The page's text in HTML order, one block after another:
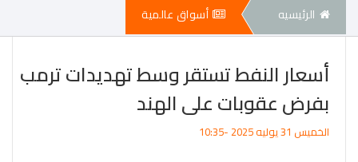
الرئيسيه أسواق عالمية
أسعار النفط تستقر وسط تهديدات ترمب
بفرض عقوبات على الهند
الخميس 31 يوليه 2025 -10:35